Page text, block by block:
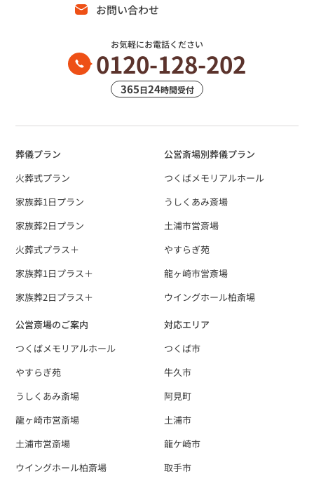
お問い合わせ
お気軽にお電話ください
0120-128-202
365日24時間受付
葬儀プラン
火葬式プラン
家族葬1日プラン
家族葬2日プラン
火葬式プラス＋
家族葬1日プラス＋
家族葬2日プラス＋
公営斎場別葬儀プラン
つくばメモリアルホール
うしくあみ斎場
土浦市営斎場
やすらぎ苑
龍ヶ崎市営斎場
ウイングホール柏斎場
公営斎場のご案内
つくばメモリアルホール
やすらぎ苑
うしくあみ斎場
龍ヶ崎市営斎場
土浦市営斎場
ウイングホール柏斎場
対応エリア
つくば市
牛久市
阿見町
土浦市
龍ケ崎市
取手市